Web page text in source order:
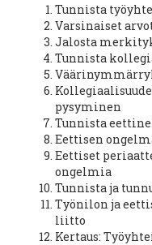
Tunnista
Varsinaiset
Jalosta
Tunnista
pysyminen
Tunnista
Eettisen
Eettiset
ongelmia
Tunnista ja
Työnilon ja
liitto
Kertaus: